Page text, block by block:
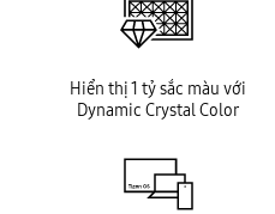
Hiển thị 1 tỷ sắc màu với
Dynamic Crystal Color